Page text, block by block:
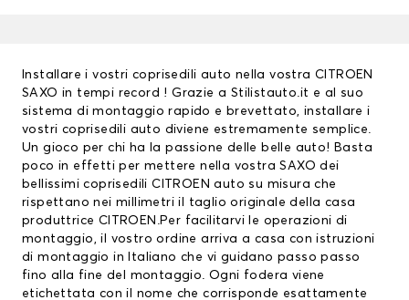
Installare i vostri coprisedili auto nella vostra CITROEN
SAXO in tempi record ! Grazie a Stilistauto.it e al suo
sistema di montaggio rapido e brevettato, installare i
vostri coprisedili auto diviene estremamente semplice.
Un gioco per chi ha la passione delle belle auto! Basta
poco in effetti per mettere nella vostra SAXO dei
bellissimicoprisedili CITROEN auto su misura che
rispettano nei millimetri il taglio originale della casa
produttrice CITROEN.Per facilitarvi le operazioni di
montaggio, il vostro ordine arriva a casa con istruzioni
di montaggio in Italiano che vi guidano passo passo
fino alla fine del montaggio. Ogni fodera viene
etichettata con il nome che corrisponde esattamente